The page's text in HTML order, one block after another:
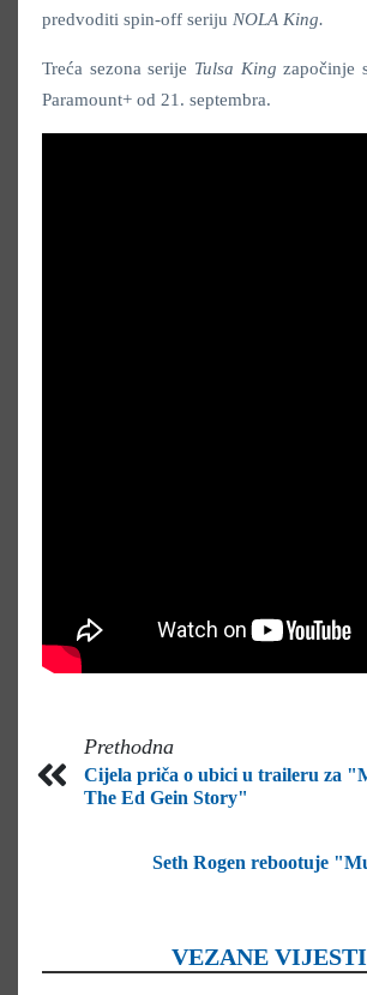
predvoditi spin-off seriju NOLA King.
Treća sezona serije Tulsa Kingzapočinje
Paramount+ od 21. septembra.
Prethodna
Cijela priča o ubici u traileru za
The Ed Gein Story"
Seth Rogen rebootuje
VEZANE VIJESTI